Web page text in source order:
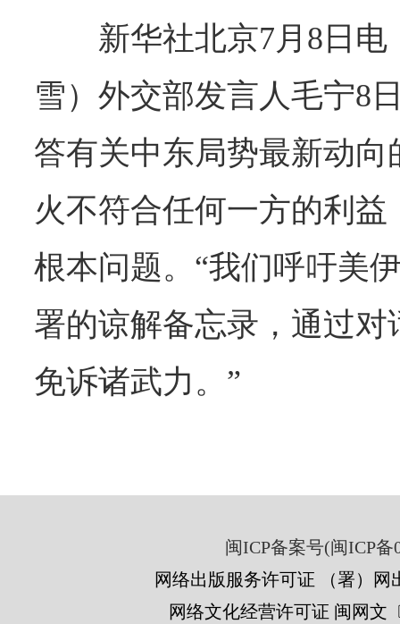
新华社北京7月8日
雪）外交部发言人毛宁8
答有关中东局势最新动
火不符合任何一方的利
根本问题。“我们呼吁美
署的谅解备忘录，通过
免诉诸武力。”
闽ICP备案号(闽ICP备
网络出版服务许可证 （署）网
网络文化经营许可证 闽网文